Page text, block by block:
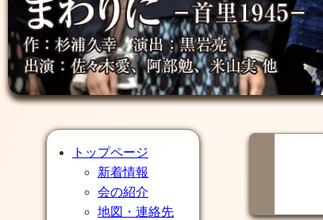
トップページ
新着情報
会の紹介
地図・連絡先